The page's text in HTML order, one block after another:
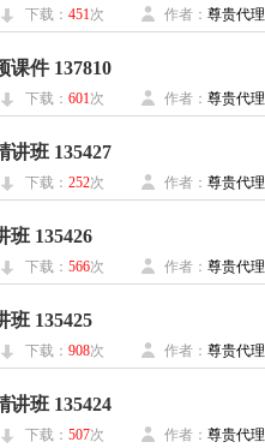
下载： 451次 作者： 尊贵代理
课件 137810
下载： 601次 作者： 尊贵代理
讲班 135427
下载： 252次 作者： 尊贵代理
班 135426
下载： 566次 作者： 尊贵代理
班 135425
下载： 908次 作者： 尊贵代理
讲班 135424
下载： 507次 作者： 尊贵代理